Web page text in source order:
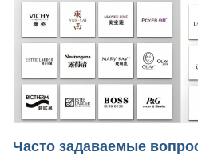
Часто задаваемые